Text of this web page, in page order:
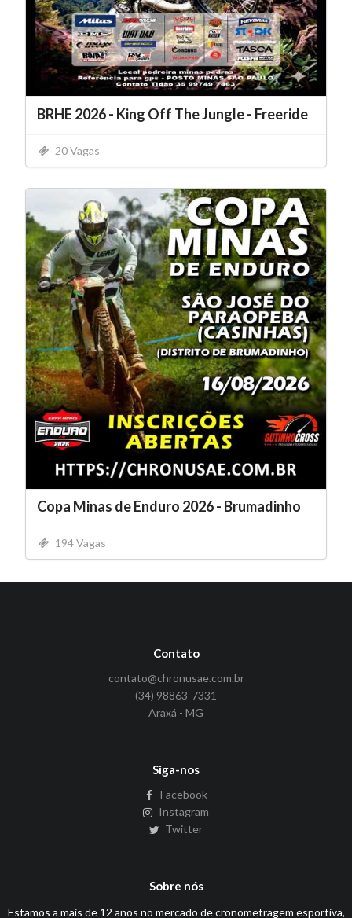
BRHE 2026 - King Off The Jungle - Freeride
20 Vagas
Copa Minas de Enduro 2026 - Brumadinho
194 Vagas
Contato
contato@chronusae.com.br
(34) 98863-7331
Araxá - MG
Siga-nos
Facebook
Instagram
Twitter
Sobre nós
Estamos a mais de 12 anos no mercado de cronometragem esportiva,